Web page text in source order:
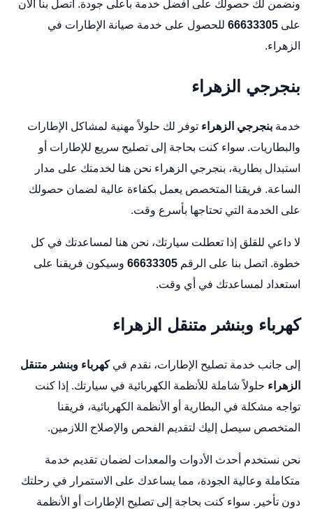
ونضمن لك حصولك على أفضل خدمة بأعلى جودة. اتصل بنا الآن
على 66633305للحصول على خدمة صيانة الإطارات في
الزهراء.
بنجرجي الزهراء
خدمة بنجرجي الزهراء توفر لك حلولاً مهنية لمشاكل الإطارات
والبطاريات. سواء كنت بحاجة إلى تصليح سريع للإطارات أو
استبدال بطارية، بنجرجي الزهراء نحن هنا لخدمتك على مدار
الساعة. فريقنا المتخصص يعمل بكفاءة عالية لضمان حصولك
على الخدمة التي تحتاجها بأسرع وقت.
لا داعي للقلق إذا تعطلت سيارتك، نحن هنا لمساعدتك في كل
خطوة. اتصل بنا على الرقم 66633305وسيكون فريقنا على
استعداد لمساعدتك في أي وقت.
كهرباء وبنشر متنقل الزهراء
إلى جانب خدمة تصليح الإطارات، نقدم فيكهرباء وبنشر متنقل
الزهراء حلولاً شاملة للأنظمة الكهربائية في سيارتك. إذا كنت
تواجه مشكلة في البطارية أو الأنظمة الكهربائية، فريقنا
المتخصص سيصل إليك لتقديم الفحص والإصلاح اللازمين.
نحن نستخدم أحدث الأدوات والمعدات لضمان تقديم خدمة
متكاملة وعالية الجودة، مما يساعدك على الاستمرار في رحلتك
دون تأخير. سواء كنت بحاجة إلى تصليح الإطارات أو الأنظمة